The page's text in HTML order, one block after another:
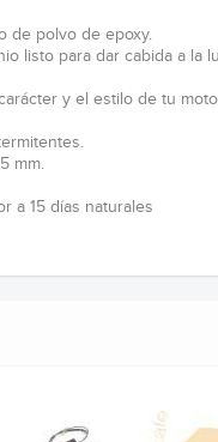
de polvo de epoxy.
listo para dar cabida a la
y el estilo de tu
mm.
a 15 días naturales